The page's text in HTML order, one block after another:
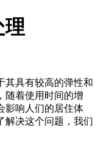
理
其具有较高的弹性和
随着使用时间的增
影响人们的居住体
解决这个问题，我们